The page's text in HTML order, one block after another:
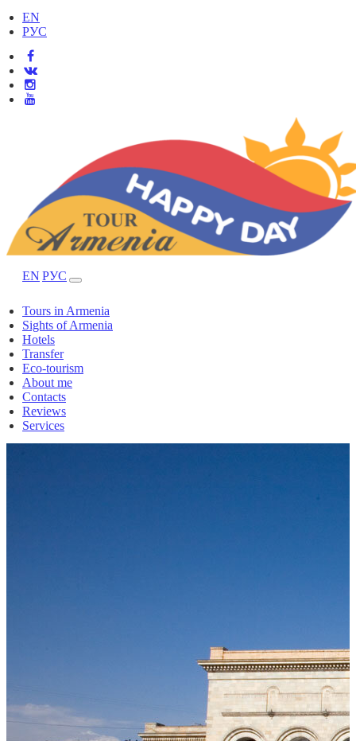
EN
РУС
EN РУС
Tours in Armenia
Sights of Armenia
Hotels
Transfer
Eco-tourism
About me
Contacts
Reviews
Services